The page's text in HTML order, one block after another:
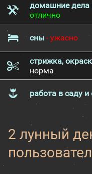
домашние дела
отлично
сны - ужасно
стрижка,
норма
работа в саду и
2 лунный